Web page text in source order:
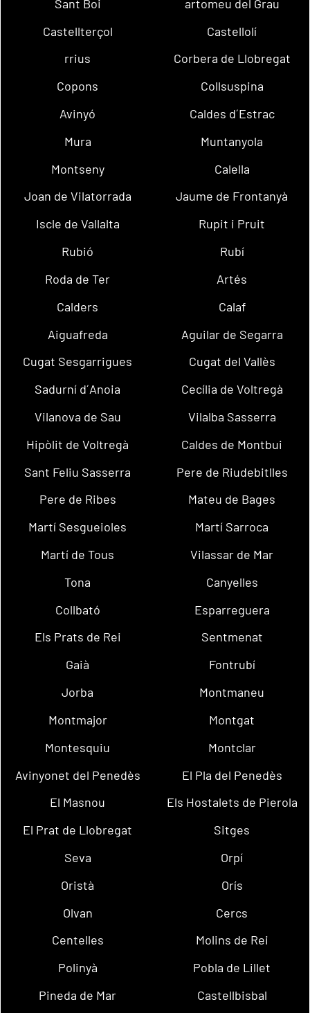
Sant Boi
artomeu del Grau
Castellterçol
Castellolí
rrius
Corbera de Llobregat
Copons
Collsuspina
Avinyó
Caldes d´Estrac
Mura
Muntanyola
Montseny
Calella
Joan de Vilatorrada
Jaume de Frontanyà
Iscle de Vallalta
Rupit i Pruit
Rubió
Rubí
Roda de Ter
Artés
Calders
Calaf
Aiguafreda
Aguilar de Segarra
Cugat Sesgarrigues
Cugat del Vallès
Sadurní d´Anoia
Cecília de Voltregà
Vilanova de Sau
Vilalba Sasserra
Hipòlit de Voltregà
Caldes de Montbui
Sant Feliu Sasserra
Pere de Riudebitlles
Pere de Ribes
Mateu de Bages
Martí Sesgueioles
Martí Sarroca
Martí de Tous
Vilassar de Mar
Tona
Canyelles
Collbató
Esparreguera
Els Prats de Rei
Sentmenat
Gaià
Fontrubí
Jorba
Montmaneu
Montmajor
Montgat
Montesquiu
Montclar
Avinyonet del Penedès
El Pla del Penedès
El Masnou
Els Hostalets de Pierola
El Prat de Llobregat
Sitges
Seva
Orpí
Oristà
Orís
Olvan
Cercs
Centelles
Molins de Rei
Polinyà
Pobla de Lillet
Pineda de Mar
Castellbisbal